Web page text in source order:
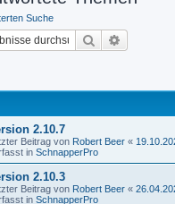
Suche
Suche
2.10.7
Beitrag von Robert Beer «
in SchnapperPro
2.10.3
Beitrag von Robert Beer «
in SchnapperPro